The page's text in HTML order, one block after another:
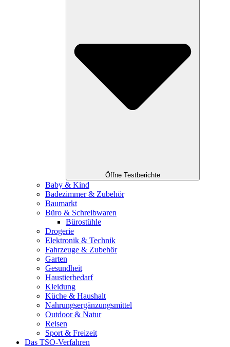
Öffne Testberichte
Baby & Kind
Badezimmer & Zubehör
Baumarkt
Büro & Schreibwaren
Bürostühle
Drogerie
Elektronik & Technik
Fahrzeuge & Zubehör
Garten
Gesundheit
Haustierbedarf
Kleidung
Küche & Haushalt
Nahrungsergänzungsmittel
Outdoor & Natur
Reisen
Sport & Freizeit
Das TSO-Verfahren